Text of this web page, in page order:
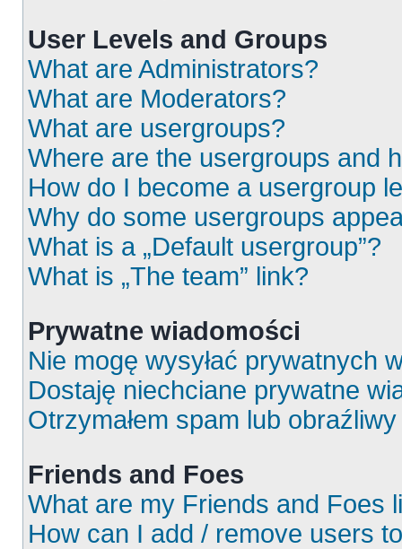
User Levels and Groups
What are Administrators?
What are Moderators?
What are usergroups?
Where are the usergroups and
How do I become a usergroup
Why do some usergroups
What is a „Default usergroup”?
What is „The team” link?
Prywatne wiadomości
Nie mogę wysyłać prywatnych
Dostaję niechciane prywatne
Otrzymałem spam lub
Friends and Foes
What are my Friends and Foes
How can I add / remove users